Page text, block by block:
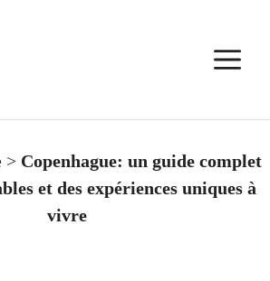
> Copenhague: un guide complet
et des expériences uniques à
vivre